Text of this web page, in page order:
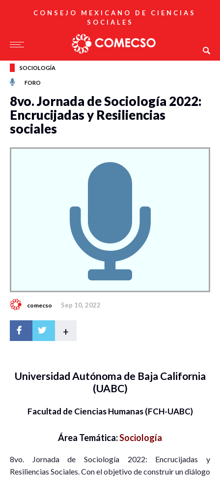
CONSEJO MEXICANO DE CIENCIAS
SOCIALES
SOCIOLOGÍA
FORO
8vo. Jornada de Sociología 2022:
Encrucijadas y Resiliencias
sociales
comecso Sep 10, 2022
+
Universidad Autónoma de Baja California
(UABC)
Facultad de Ciencias Humanas (FCH-UABC)
Área Temática:Sociología
8vo. Jornada de Sociología 2022: Encrucijadas y
Resiliencias Sociales. Con el objetivo de construir un diálogo